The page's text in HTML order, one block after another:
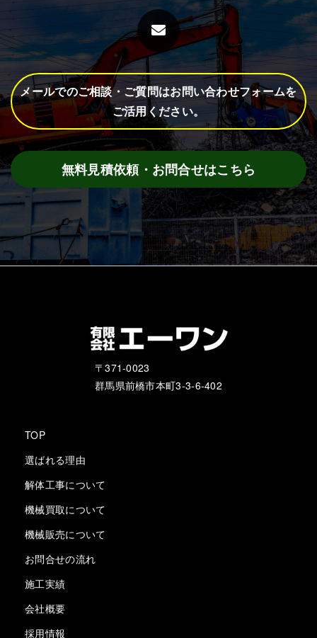
メールでのご相談・ご質問はお問い合わせフォームを
ご活用ください。
無料見積依頼・お問合せはこちら
〒371-0023
群馬県前橋市本町3-3-6-402
TOP
選ばれる理由
解体工事について
機械買取について
機械販売について
お問合せの流れ
施工実績
会社概要
採用情報